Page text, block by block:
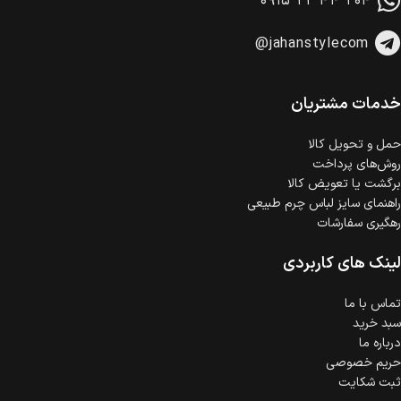
خرید اقساطی با شرایط آسان و بدون ضامن امکان‌پذیر
است.
گارانتی معتبر برای تمامی محصولات ارائه می‌شود.
@jahanstylecom
خدمات مشتریان
حمل‌ و تحویل کالا
روش‌های پرداخت
برگشت یا تعویض کالا
راهنمای سایز لباس چرم طبیعی
رهگیری سفارشات
لینک های کاربردی
تماس با ما
سبد خرید
درباره ما
حریم خصوصی
ثبت شکایت